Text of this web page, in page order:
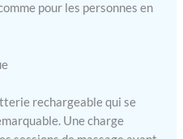
pour les personnes en
rechargeable qui se
Une charge